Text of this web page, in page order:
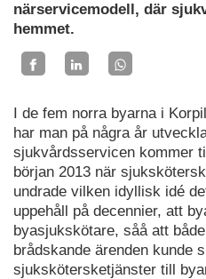
närservicemodell, där
hemmet.
I de fem norra byarna i
har man på några år
sjukvårdsservicen kommer
början 2013 när
undrade vilken idyllisk idé
uppehåll på decennier, att
byasjukskötare, såå att
brådskande ärenden kunde
sjukskötersketjänster till